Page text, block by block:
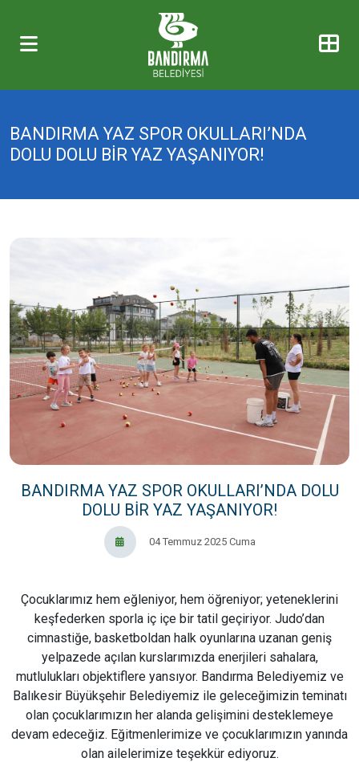
BANDIRMA YAZ SPOR OKULLARI’NDA
DOLU DOLU BİR YAZ YAŞANIYOR!
BANDIRMA YAZ SPOR OKULLARI’NDA DOLU
DOLU BİR YAZ YAŞANIYOR!
04 Temmuz 2025 Cuma
Çocuklarımız hem eğleniyor, hem öğreniyor; yeteneklerini
keşfederken sporla iç içe bir tatil geçiriyor. Judo’dan
cimnastiğe, basketboldan halk oyunlarına uzanan geniş
yelpazede açılan kurslarımızda enerjileri sahalara,
mutlulukları objektiflere yansıyor. Bandırma Belediyemiz ve
Balıkesir Büyükşehir Belediyemiz ile geleceğimizin teminatı
olan çocuklarımızın her alanda gelişimini desteklemeye
devam edeceğiz. Eğitmenlerimize ve çocuklarımızın yanında
olan ailelerimize teşekkür ediyoruz.